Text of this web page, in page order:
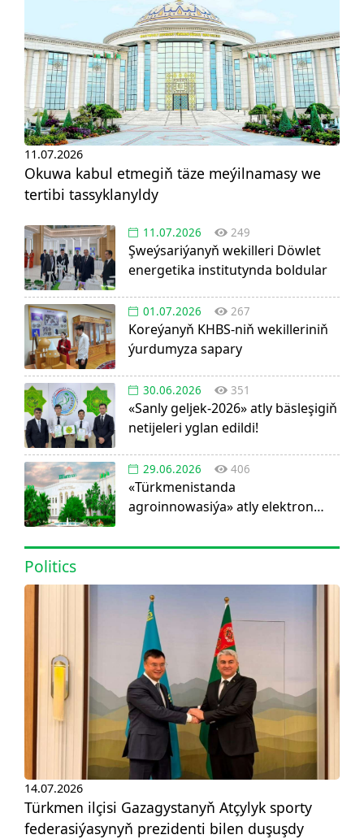
11.07.2026
Okuwa kabul etmegiň täze meýilnamasy we
tertibi tassyklanyldy
11.07.2026 249
Şweýsariýanyň wekilleri Döwlet
energetika institutynda boldular
01.07.2026 267
Koreýanyň KHBS-niň wekilleriniň
ýurdumyza sapary
30.06.2026 351
«Sanly geljek-2026» atly bäsleşigiň
netijeleri yglan edildi!
29.06.2026 406
«Türkmenistanda
agroinnowasiýa» atly elektron
Politics
14.07.2026
Türkmen ilçisi Gazagystanyň Atçylyk sporty
federasiýasynyň prezidenti bilen duşuşdy